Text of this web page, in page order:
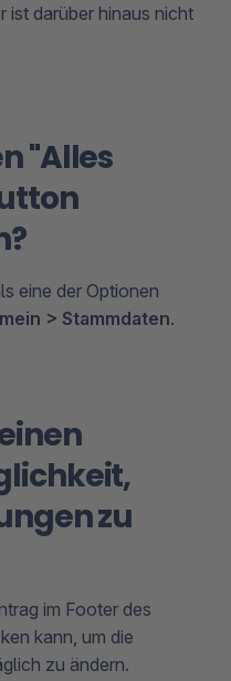
ist darüber hinaus nicht
"Alles
eine der Optionen
> Stammdaten.
zu
im Footer des
kann, um die
zu ändern.